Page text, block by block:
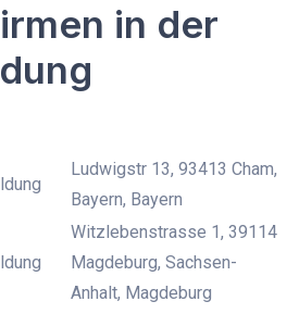
in der
Ludwigstr 13, 93413 Cham,
Bayern, Bayern
Witzlebenstrasse 1, 39114
Magdeburg, Sachsen-
Anhalt, Magdeburg